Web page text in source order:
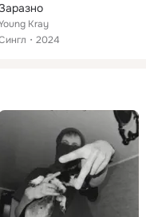
Kray
2024